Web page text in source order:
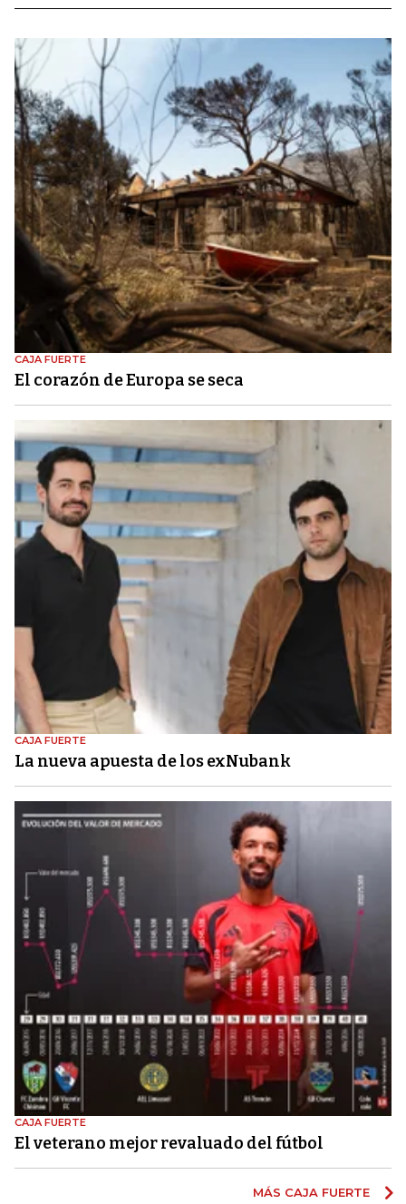
CAJA FUERTE
El corazón de Europa se seca
CAJA FUERTE
La nueva apuesta de los exNubank
CAJA FUERTE
El veterano mejor revaluado del fútbol
MÁS CAJA FUERTE